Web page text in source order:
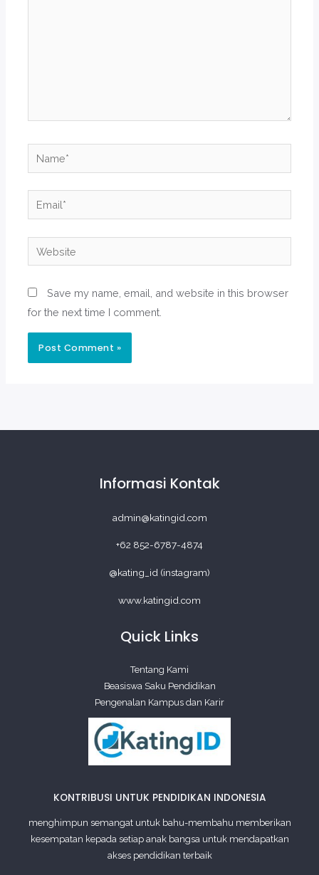
Name*
Email*
Website
Save my name, email, and website in this browser
for the next time I comment.
Informasi Kontak
admin@katingid.com
+62 852-6787-4874
@kating_id (instagram)
www.katingid.com
Quick Links
Tentang Kami
Beasiswa Saku Pendidikan
Pengenalan Kampus dan Karir
KONTRIBUSI UNTUK PENDIDIKAN INDONESIA
menghimpun semangat untuk bahu-membahu memberikan
kesempatan kepada setiap anak bangsa untuk mendapatkan
akses pendidikan terbaik